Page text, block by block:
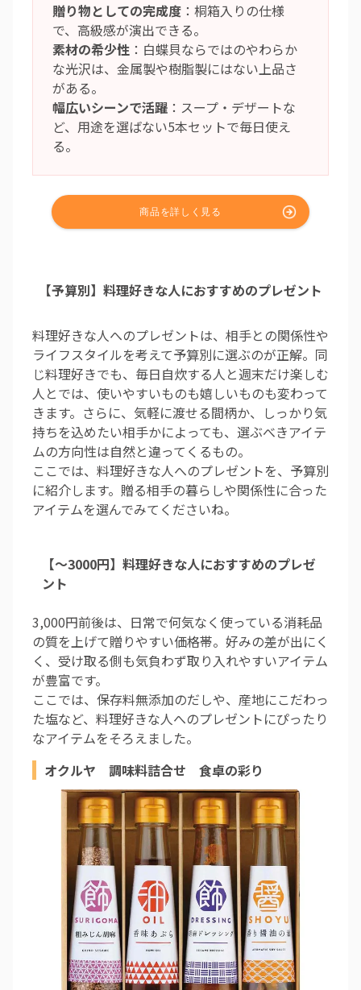
贈り物としての完成度 ：桐箱入りの仕様
で、高級感が演出できる。
素材の希少性 ：白蝶貝ならではのやわらか
な光沢は、金属製や樹脂製にはない上品さ
がある。
幅広いシーンで活躍 ：スープ・デザートな
ど、用途を選ばない5本セットで毎日使え
る。
【予算別】料理好きな人におすすめのプレゼント
料理好きな人へのプレゼントは、相手との関係性や
ライフスタイルを考えて予算別に選ぶのが正解。同
じ料理好きでも、毎日自炊する人と週末だけ楽しむ
人とでは、使いやすいものも嬉しいものも変わって
きます。さらに、気軽に渡せる間柄か、しっかり気
持ちを込めたい相手かによっても、選ぶべきアイテ
ムの方向性は自然と違ってくるもの。
ここでは、料理好きな人へのプレゼントを、予算別
に紹介します。贈る相手の暮らしや関係性に合った
アイテムを選んでみてくださいね。
【～3000円】料理好きな人におすすめのプレゼ
ント
3,000円前後は、日常で何気なく使っている消耗品
の質を上げて贈りやすい価格帯。好みの差が出にく
く、受け取る側も気負わず取り入れやすいアイテム
が豊富です。
ここでは、保存料無添加のだしや、産地にこだわっ
た塩など、料理好きな人へのプレゼントにぴったり
なアイテムをそろえました。
オクルヤ 調味料詰合せ 食卓の彩り